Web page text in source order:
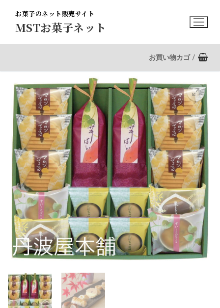
MSTお菓子ネット
お菓子のネット販売サイト
お買い物カゴ /
🔍